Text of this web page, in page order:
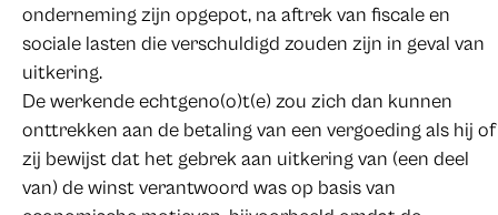
onderneming zijn opgepot, na aftrek van fiscale en
sociale lasten die verschuldigd zouden zijn in geval van
uitkering.
De werkende echtgeno(o)t(e) zou zich dan kunnen
onttrekken aan de betaling van een vergoeding als hij of
zij bewijst dat het gebrek aan uitkering van (een deel
van) de winst verantwoord was op basis van